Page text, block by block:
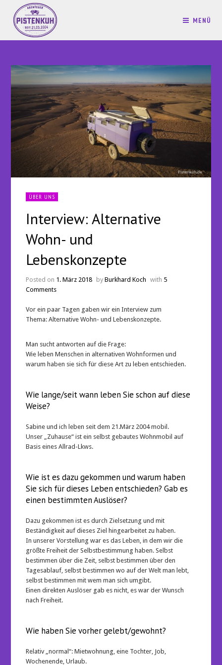
MENÜ
ÜBER UNS
Interview: Alternative
Wohn- und
Lebenskonzepte
Posted on 1. März 2018 byBurkhard Koch with 5
Comments
Vor ein paar Tagen gaben wir ein Interview zum
Thema: Alternative Wohn- und Lebenskonzepte.
Man sucht antworten auf die Frage:
Wie leben Menschen in alternativen Wohnformen und
warum haben sie sich für diese Art zu leben entschieden.
Wie lange/seit wann leben Sie schon auf diese
Weise?
Sabine und ich leben seit dem 21.März 2004 mobil.
Unser „Zuhause“ ist ein selbst gebautes Wohnmobil auf
Basis eines Allrad-Lkws.
Wie ist es dazu gekommen und warum haben
Sie sich für dieses Leben entschieden? Gab es
einen bestimmten Auslöser?
Dazu gekommen ist es durch Zielsetzung und mit
Beständigkeit auf dieses Ziel hingearbeitet zu haben.
In unserer Vorstellung war es das Leben, in dem wir die
größte Freiheit der Selbstbestimmung haben. Selbst
bestimmen über die Zeit, selbst bestimmen über den
Tagesablauf, selbst bestimmen wo auf der Welt man lebt,
selbst bestimmen mit wem man sich umgibt.
Einen direkten Auslöser gab es nicht, es war der Wunsch
nach Freiheit.
Wie haben Sie vorher gelebt/gewohnt?
Relativ „normal“: Mietwohnung, eine Tochter, Job,
Wochenende, Urlaub.